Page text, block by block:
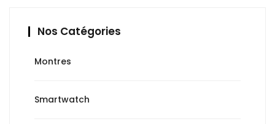
Nos Catégories
Montres
Smartwatch